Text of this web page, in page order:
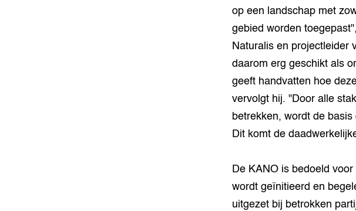
op een landschap met
gebied worden
Naturalis en projectleider
daarom erg geschikt als
geeft handvatten hoe
vervolgt hij. "Door alle
betrekken, wordt de
Dit komt de
De KANO is bedoeld
wordt geïnitieerd en
uitgezet bij betrokken